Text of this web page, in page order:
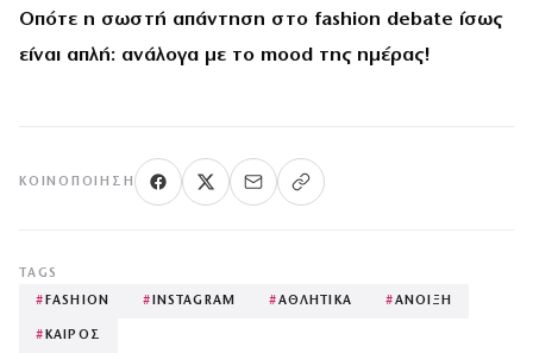
Οπότε η σωστή απάντηση στο fashion debate ίσως
είναι απλή: ανάλογα με το mood της ημέρας!
ΚΟΙΝΟΠΟΊΗΣΗ
TAGS
# FASHION # INSTAGRAM #ΑΘΛΗΤΙΚΑ #ΑΝΟΙΞΗ
# ΚΑΙΡΟΣ